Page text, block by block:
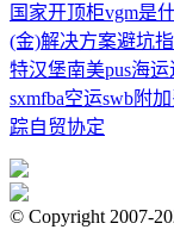
国家开顶柜vgm是
(金)解决方案避坑
特汉堡南美pus海运
sxmfba空运swb附
踪自贸协定
© Copyright 2007-